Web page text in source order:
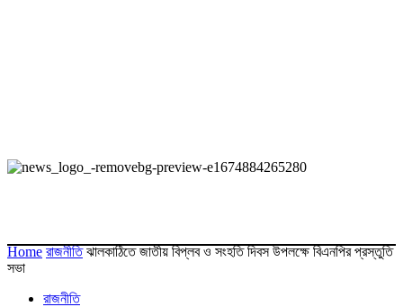
Home রাজনীতি ঝালকাঠিতে জাতীয় বিপ্লব ও সংহতি দিবস উপলক্ষে বিএনপির প্রস্তুতি
সভা
রাজনীতি